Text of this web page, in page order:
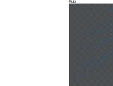
Pub